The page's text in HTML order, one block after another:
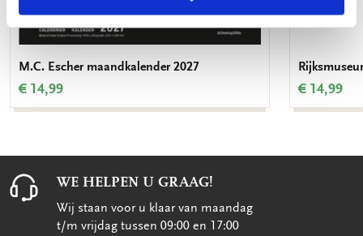
M.C. Escher maandkalender 2027
€ 14,99 € 14,99
WE HELPEN U GRAAG!
Wij staan voor u klaar van maandag
t/m vrijdag tussen 09:00 en 17:00